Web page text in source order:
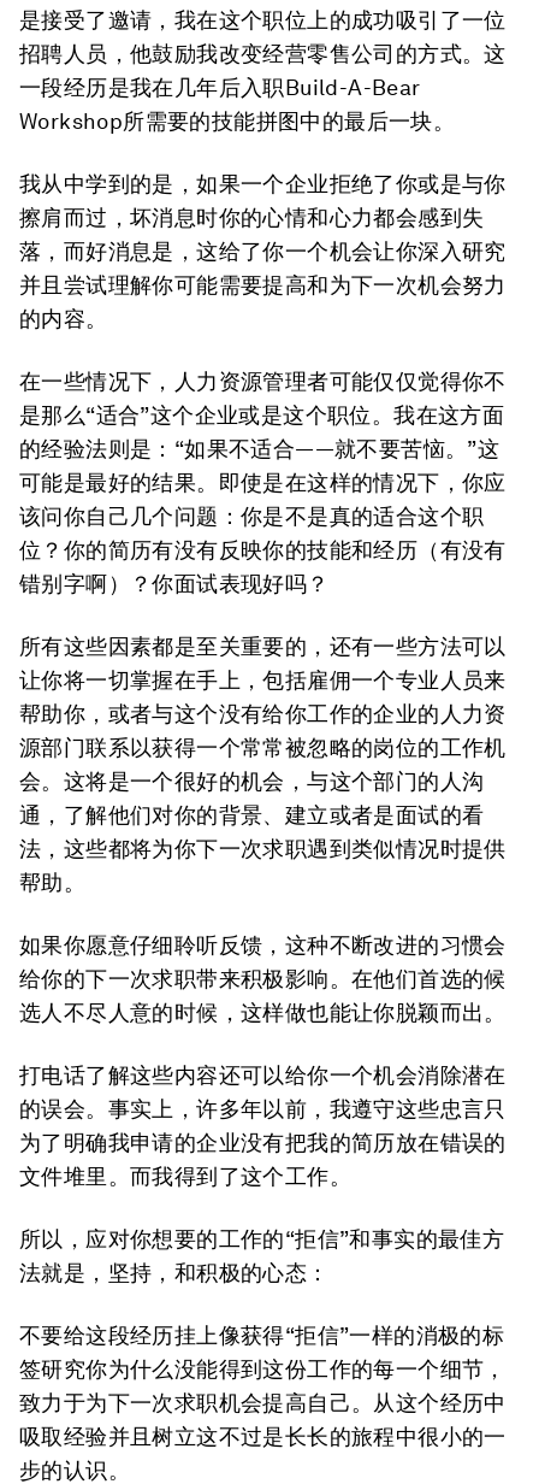
是接受了邀请，我在这个职位上的成功吸引了一位
招聘人员，他鼓励我改变经营零售公司的方式。这
一段经历是我在几年后入职Build-A-Bear
Workshop所需要的技能拼图中的最后一块。
我从中学到的是，如果一个企业拒绝了你或是与你
擦肩而过，坏消息时你的心情和心力都会感到失
落，而好消息是，这给了你一个机会让你深入研究
并且尝试理解你可能需要提高和为下一次机会努力
的内容。
在一些情况下，人力资源管理者可能仅仅觉得你不
是那么“适合”这个企业或是这个职位。我在这方面
的经验法则是：“如果不适合——就不要苦恼。”这
可能是最好的结果。即使是在这样的情况下，你应
该问你自己几个问题：你是不是真的适合这个职
位？你的简历有没有反映你的技能和经历（有没有
错别字啊）？你面试表现好吗？
所有这些因素都是至关重要的，还有一些方法可以
让你将一切掌握在手上，包括雇佣一个专业人员来
帮助你，或者与这个没有给你工作的企业的人力资
源部门联系以获得一个常常被忽略的岗位的工作机
会。这将是一个很好的机会，与这个部门的人沟
通，了解他们对你的背景、建立或者是面试的看
法，这些都将为你下一次求职遇到类似情况时提供
帮助。
如果你愿意仔细聆听反馈，这种不断改进的习惯会
给你的下一次求职带来积极影响。在他们首选的候
选人不尽人意的时候，这样做也能让你脱颖而出。
打电话了解这些内容还可以给你一个机会消除潜在
的误会。事实上，许多年以前，我遵守这些忠言只
为了明确我申请的企业没有把我的简历放在错误的
文件堆里。而我得到了这个工作。
所以，应对你想要的工作的“拒信”和事实的最佳方
法就是，坚持，和积极的心态：
不要给这段经历挂上像获得“拒信”一样的消极的标
签研究你为什么没能得到这份工作的每一个细节，
致力于为下一次求职机会提高自己。从这个经历中
吸取经验并且树立这不过是长长的旅程中很小的一
步的认识。